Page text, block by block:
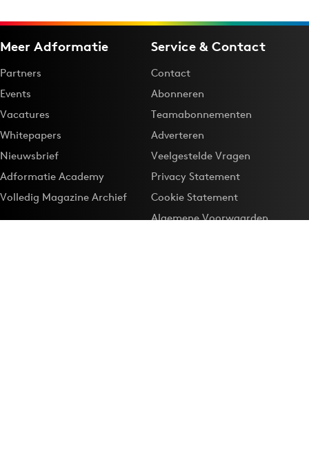
Meer Adformatie
Partners
Events
Vacatures
Whitepapers
Nieuwsbrief
Adformatie Academy
Volledig Magazine Archief
Service & Contact
Contact
Abonneren
Teamabonnementen
Adverteren
Veelgestelde Vragen
Privacy Statement
Cookie Statement
Algemene Voorwaarden